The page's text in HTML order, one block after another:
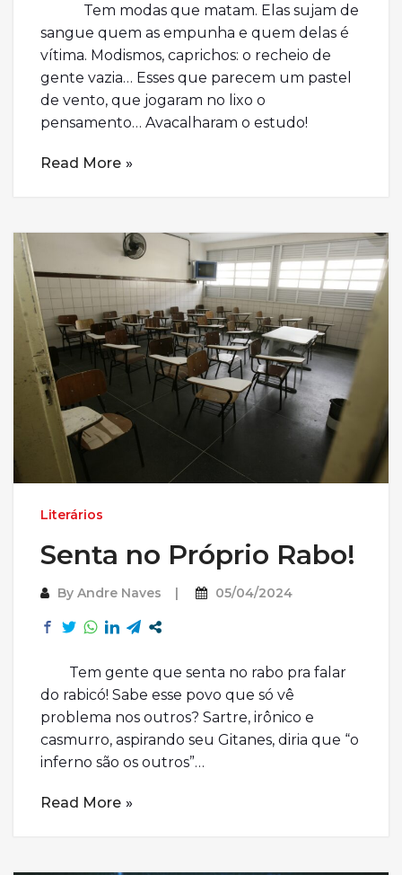
Tem modas que matam. Elas sujam de
sangue quem as empunha e quem delas é
vítima. Modismos, caprichos: o recheio de
gente vazia… Esses que parecem um pastel
de vento, que jogaram no lixo o
pensamento… Avacalharam o estudo!
Read More
Literários
Senta no Próprio Rabo!
By Andre Naves 05/04/2024
Tem gente que senta no rabo pra falar
do rabicó! Sabe esse povo que só vê
problema nos outros? Sartre, irônico e
casmurro, aspirando seu Gitanes, diria que “o
inferno são os outros”…
Read More